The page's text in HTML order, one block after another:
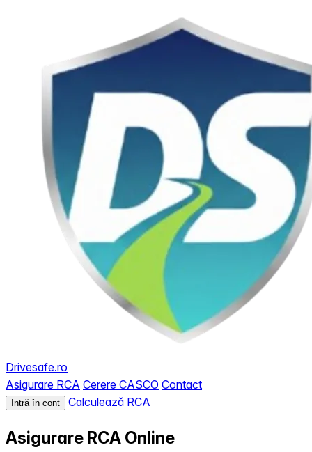
Drivesafe.ro
Asigurare RCA Cerere CASCO Contact
Intră în cont Calculează RCA
Asigurare RCA Online